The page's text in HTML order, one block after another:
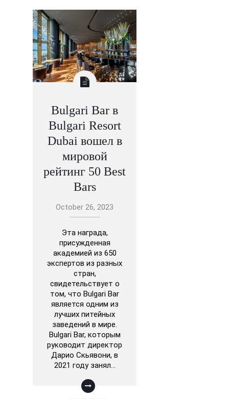
Bulgari Bar в
Bulgari Resort
Dubai вошел в
мировой
рейтинг 50 Best
Bars
October 26, 2023
Эта награда,
присужденная
академией из 650
экспертов из разных
стран,
свидетельствует о
том, что Bulgari Bar
является одним из
лучших питейных
заведений в мире.
Bulgari Bar, которым
руководит директор
Дарио Скьявони, в
2021 году занял…